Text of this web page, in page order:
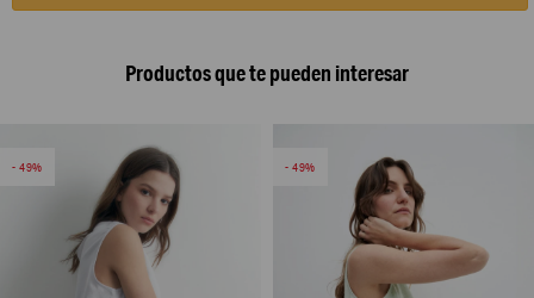
Productos que te pueden interesar
49 49